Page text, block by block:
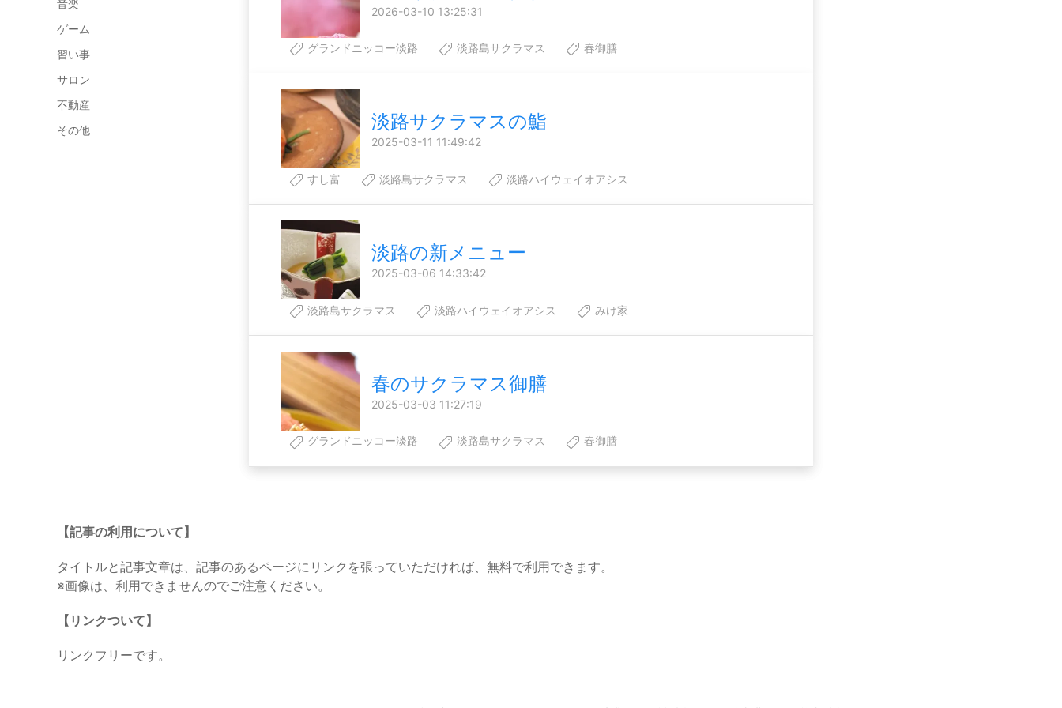
音楽
ゲーム
習い事
サロン
不動産
その他
2026-03-10 13:25:31
グランドニッコー淡路 淡路島サクラマス 春御膳
淡路サクラマスの鮨
2025-03-11 11:49:42
すし富 淡路島サクラマス 淡路ハイウェイオアシス
淡路の新メニュー
2025-03-06 14:33:42
淡路島サクラマス 淡路ハイウェイオアシス みけ家
春のサクラマス御膳
2025-03-03 11:27:19
グランドニッコー淡路 淡路島サクラマス 春御膳
【記事の利用について】
タイトルと記事文章は、記事のあるページにリンクを張っていただければ、無料で利用できます。
※画像は、利用できませんのでご注意ください。
【リンクついて】
リンクフリーです。